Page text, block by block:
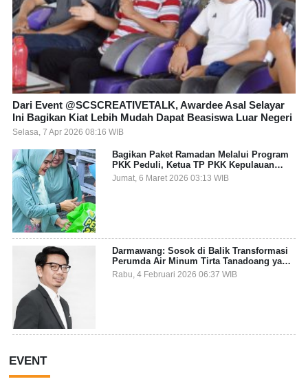
Dari Event @SCSCREATIVETALK, Awardee Asal Selayar
Ini Bagikan Kiat Lebih Mudah Dapat Beasiswa Luar Negeri
Selasa, 7 Apr 2026 08:16 WIB
Bagikan Paket Ramadan Melalui Program
PKK Peduli, Ketua TP PKK Kepulauan
Selayar: Puasa Adalah Ajang Melatih
Kepekaan Sosial
Jumat, 6 Maret 2026 03:13 WIB
Darmawang: Sosok di Balik Transformasi
Perumda Air Minum Tirta Tanadoang yang
Makin Inovatif
Rabu, 4 Februari 2026 06:37 WIB
EVENT